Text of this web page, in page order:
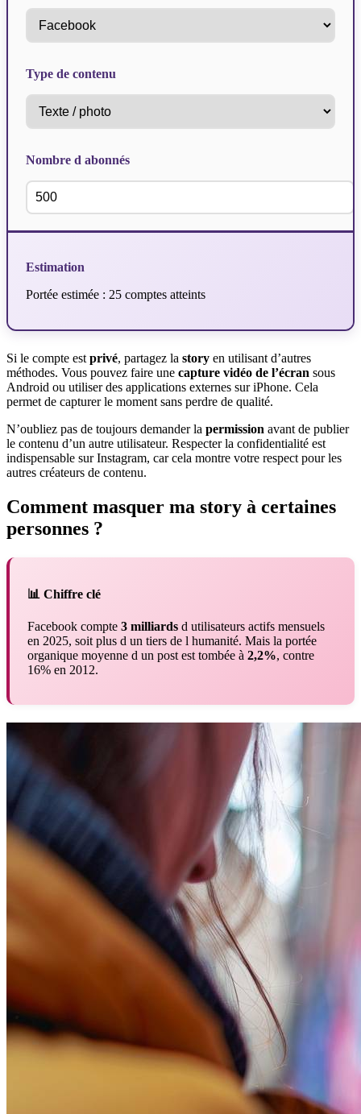
Type de contenu
Nombre d abonnés
Estimation
Portée estimée : 25 comptes atteints
Si le compte est privé, partagez la story en utilisant d’autres
méthodes. Vous pouvez faire une capture vidéo de l’écran sous
Android ou utiliser des applications externes sur iPhone. Cela
permet de capturer le moment sans perdre de qualité.
N’oubliez pas de toujours demander la permission avant de publier
le contenu d’un autre utilisateur. Respecter la confidentialité est
indispensable sur Instagram, car cela montre votre respect pour les
autres créateurs de contenu.
Comment masquer ma story à certaines
personnes ?
📊 Chiffre clé
Facebook compte 3 milliards d utilisateurs actifs mensuels
en 2025, soit plus d un tiers de l humanité. Mais la portée
organique moyenne d un post est tombée à 2,2%, contre
16% en 2012.